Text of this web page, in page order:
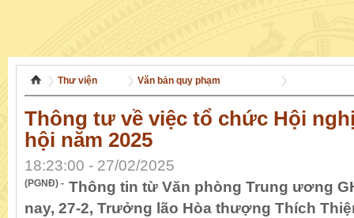
Thư viện Văn bản quy phạm
Thông tư về việc tổ chức Hội
hội năm 2025
18:23:00 - 27/02/2025
(PGNĐ) - Thông tin từ Văn phòng Trung ương
nay, 27-2, Trưởng lão Hòa thượng Thích